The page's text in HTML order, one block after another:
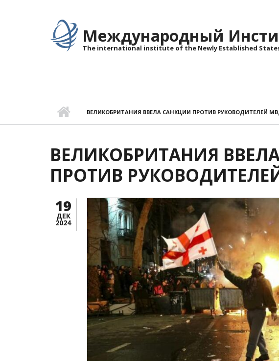
Международный
The international institute of the Newly Established
ВЕЛИКОБРИТАНИЯ ВВЕЛА САНКЦИИ ПРОТИВ РУКОВОДИТЕЛЕЙ
ВЕЛИКОБРИТАНИЯ
ПРОТИВ
19
ДЕК
2024